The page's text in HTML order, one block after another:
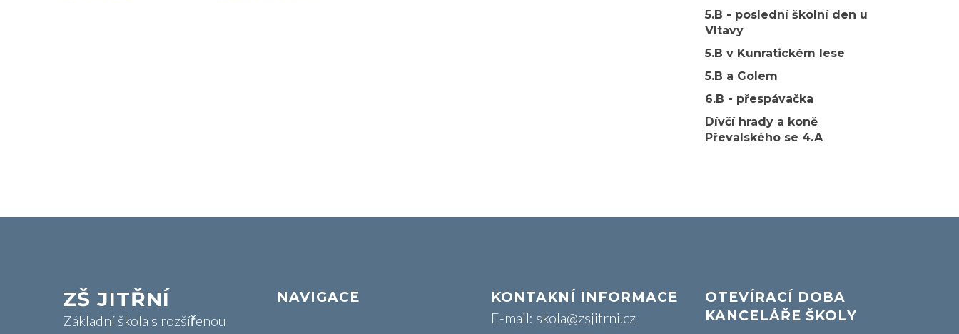
5.B - poslední školní den u
Vltavy
5.B v Kunratickém lese
5.B a Golem
6.B - přespávačka
Dívčí hrady a koně
Převalského se 4.A
ZŠ JITŘNÍ
Základní škola s rozšířenou
NAVIGACE KONTAKNÍ INFORMACE
E-mail: skola@zsjitrni.cz
OTEVÍRACÍ DOBA
KANCELÁŘE ŠKOLY